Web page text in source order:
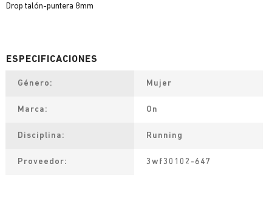
Drop talón-puntera 8mm
Género Mujer
Marca On
Disciplina Running
Proveedor 3wf30102-647